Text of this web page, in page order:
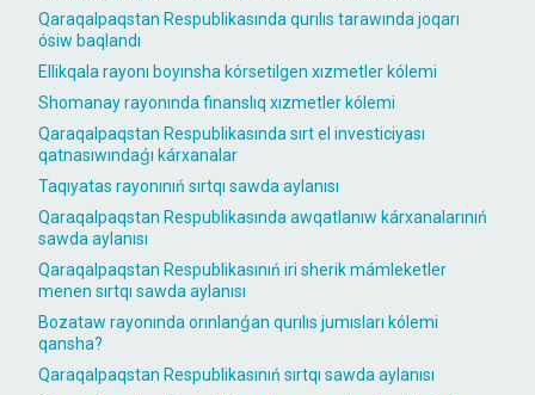
Qaraqalpaqstan Respublikasında qurılıs tarawında joqarı
ósiw baqlandı
Ellikqala rayonı boyınsha kórsetilgen xızmetler kólemi
Shomanay rayonında finanslıq xızmetler kólemi
Qaraqalpaqstan Respublikasında sırt el investiciyası
qatnasıwındaǵı kárxanalar
Taqıyatas rayonınıń sırtqı sawda aylanısı
Qaraqalpaqstan Respublikasında awqatlanıw kárxanalarınıń
sawda aylanısı
Qaraqalpaqstan Respublikasınıń iri sherik mámleketler
menen sırtqı sawda aylanısı
Bozataw rayonında orınlanǵan qurılıs jumısları kólemi
qansha?
Qaraqalpaqstan Respublikasınıń sırtqı sawda aylanısı